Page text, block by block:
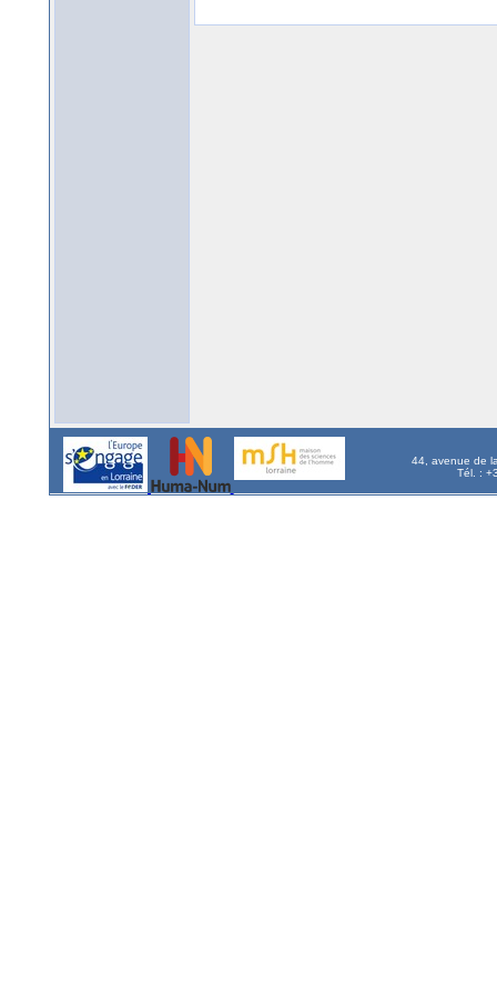
44, avenue de
Tél. :